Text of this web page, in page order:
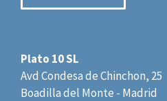
Plato 10 SL
Avd Condesa de Chinchon, 25
Boadilla del Monte - Madrid